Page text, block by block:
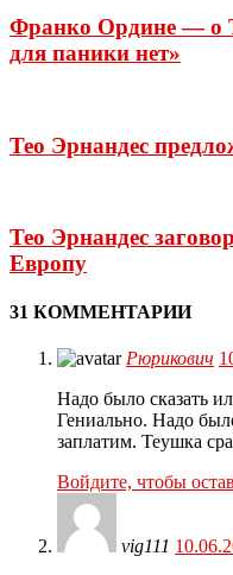
Франко Ордине — о
для паники нет»
Тео Эрнандес
Тео Эрнандес
Европу
31 КОММЕНТАРИИ
Рюрикович
Надо было сказать
Гениально. Надо
заплатим. Теушка
Войдите, чтобы
vig111